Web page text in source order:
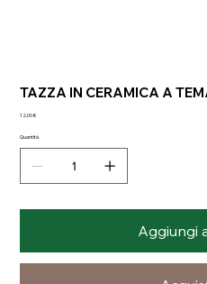
TAZZA IN CERAMICA A
Prezzo
12,00 €
Quantità
Aggiungi